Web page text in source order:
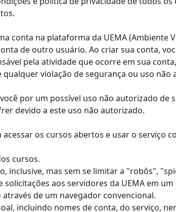
conta na plataforma da UEMA (Ambiente
de outro usuário. Ao criar sua conta,
pela atividade que ocorre em sua
violação de segurança ou uso não
por um possível uso não autorizado de
devido a este uso não autorizado.
os cursos abertos e usar o serviço
cursos.
inclusive, mas sem se limitar a "robôs",
aos servidores da UEMA em
de um navegador convencional.
incluindo nomes de conta, do serviço,